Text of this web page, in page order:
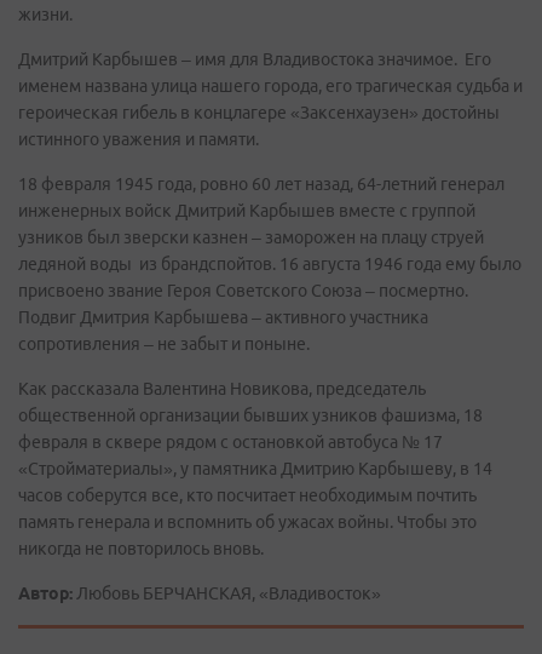
жизни.
Дмитрий Карбышев – имя для Владивостока значимое. Его
именем названа улица нашего города, его трагическая судьба и
героическая гибель в концлагере «Заксенхаузен» достойны
истинного уважения и памяти.
18 февраля 1945 года, ровно 60 лет назад, 64-летний генерал
инженерных войск Дмитрий Карбышев вместе с группой
узников был зверски казнен – заморожен на плацу струей
ледяной воды из брандспойтов. 16 августа 1946 года ему было
присвоено звание Героя Советского Союза – посмертно.
Подвиг Дмитрия Карбышева – активного участника
сопротивления – не забыт и поныне.
Как рассказала Валентина Новикова, председатель
общественной организации бывших узников фашизма, 18
февраля в сквере рядом с остановкой автобуса № 17
«Стройматериалы», у памятника Дмитрию Карбышеву, в 14
часов соберутся все, кто посчитает необходимым почтить
память генерала и вспомнить об ужасах войны. Чтобы это
никогда не повторилось вновь.
Автор: Любовь БЕРЧАНСКАЯ, «Владивосток»